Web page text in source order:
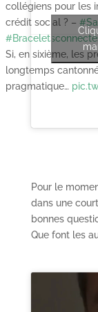
collégiens pour les
crédit social ? –
Si, en sixième, les
longtemps
pragmatique…
Pour le
dans une
bonnes
Que font les